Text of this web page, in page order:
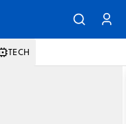
TECH